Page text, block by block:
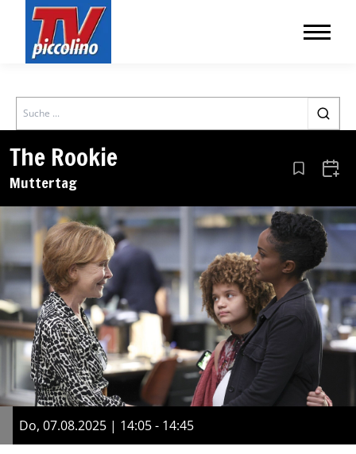
Search
The Rookie
Muttertag Aus den
Do, 07.08.2025 | 14:05 - 14:45